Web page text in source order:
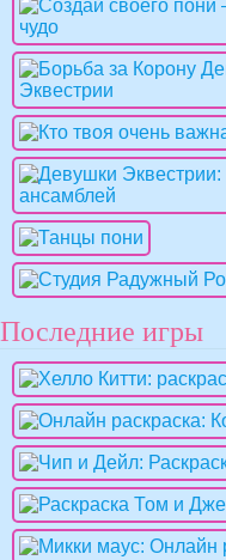
Последние игры